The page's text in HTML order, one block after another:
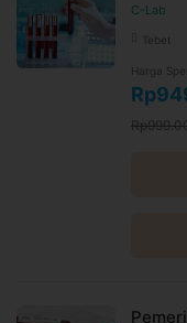
C-Lab
Tebet
Harga